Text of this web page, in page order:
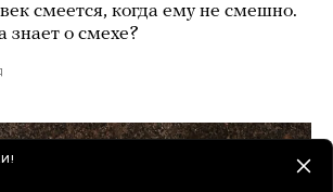
смеется, когда ему не смешно.
знает о смехе?